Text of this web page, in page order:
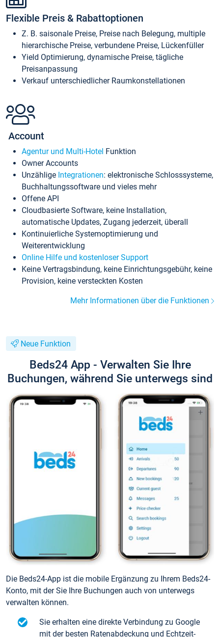
Flexible Preis & Rabattoptionen
Z. B. saisonale Preise, Preise nach Belegung, multiple
hierarchische Preise, verbundene Preise, Lückenfüller
Yield Optimierung, dynamische Preise, tägliche
Preisanpassung
Verkauf unterschiedlicher Raumkonstellationen
Account
Agentur und Multi-Hotel Funktion
Owner Accounts
Unzählige Integrationen: elektronische Schlosssysteme,
Buchhaltungssoftware und vieles mehr
Offene API
Cloudbasierte Software, keine Installation,
automatische Updates, Zugang jederzeit, überall
Kontinuierliche Systemoptimierung und
Weiterentwicklung
Online Hilfe und kostenloser Support
Keine Vertragsbindung, keine Einrichtungsgebühr, keine
Provision, keine versteckten Kosten
Mehr Informationen über die Funktionen
Neue Funktion
Beds24 App - Verwalten Sie Ihre
Buchungen, während Sie unterwegs sind
Die Beds24-App ist die mobile Ergänzung zu Ihrem Beds24-
Konto, mit der Sie Ihre Buchungen auch von unterwegs
verwalten können.
Sie erhalten eine direkte Verbindung zu Google
mit der besten Ratenabdeckung und Echtzeit-